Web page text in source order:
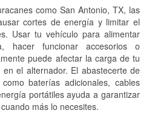
como San Antonio, TX, las
cortes de energía y limitar el
Usar tu vehículo para alimentar
hacer funcionar accesorios o
puede afectar la carga de tu
el alternador. El abastecerte de
baterías adicionales, cables
portátiles ayuda a garantizar
más lo necesites.
adicionales